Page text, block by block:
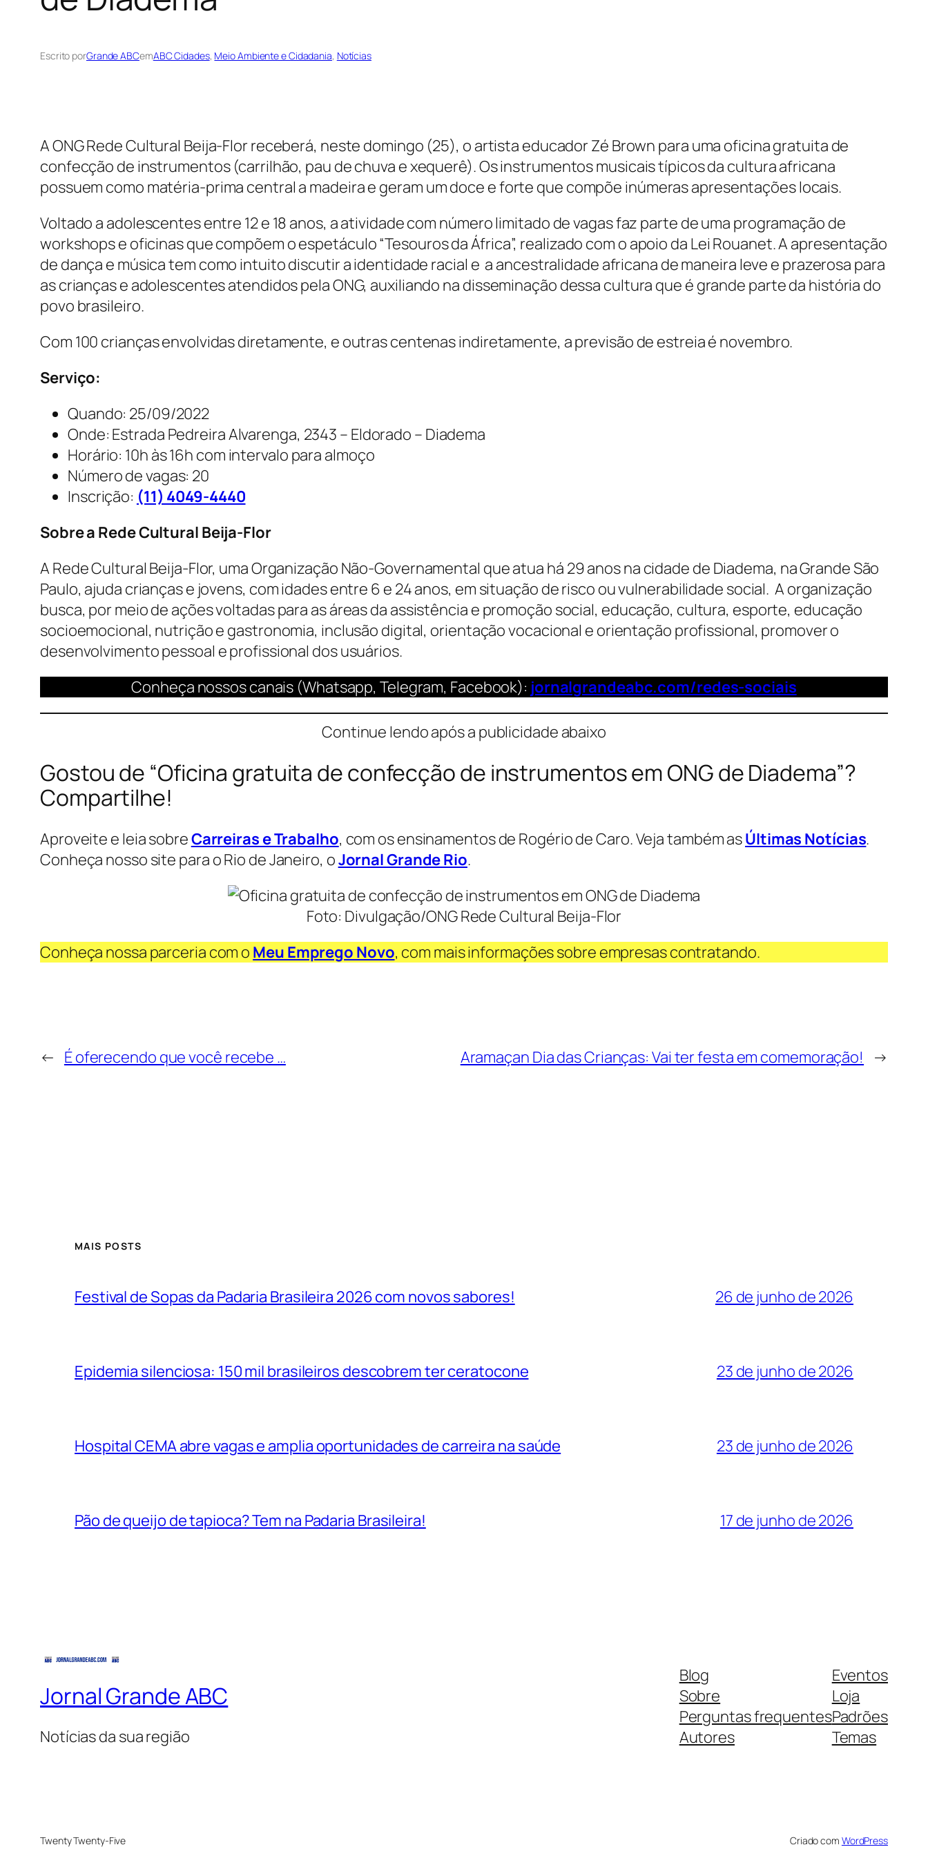
Escrito porGrande ABCemABC Cidades, Meio Ambiente e Cidadania, Notícias
A ONG Rede Cultural Beija-Flor receberá, neste domingo (25), o artista educador Zé Brown para uma oficina gratuita de
confecção de instrumentos (carrilhão, pau de chuva e xequerê). Os instrumentos musicais típicos da cultura africana
possuem como matéria-prima central a madeira e geram um doce e forte que compõe inúmeras apresentações locais.
Voltado a adolescentes entre 12 e 18 anos, a atividade com número limitado de vagas faz parte de uma programação de
workshops e oficinas que compõem o espetáculo “Tesouros da África”, realizado com o apoio da Lei Rouanet. A apresentação
de dança e música tem como intuito discutir a identidade racial e a ancestralidade africana de maneira leve e prazerosa para
as crianças e adolescentes atendidos pela ONG, auxiliando na disseminação dessa cultura que é grande parte da história do
povo brasileiro.
Com 100 crianças envolvidas diretamente, e outras centenas indiretamente, a previsão de estreia é novembro.
Serviço:
Quando: 25/09/2022
Onde: Estrada Pedreira Alvarenga, 2343 – Eldorado – Diadema
Horário: 10h às 16h com intervalo para almoço
Número de vagas: 20
Inscrição: (11) 4049-4440
Sobre a Rede Cultural Beija-Flor
A Rede Cultural Beija-Flor, uma Organização Não-Governamental que atua há 29 anos na cidade de Diadema, na Grande São
Paulo, ajuda crianças e jovens, com idades entre 6 e 24 anos, em situação de risco ou vulnerabilidade social. A organização
busca, por meio de ações voltadas para as áreas da assistência e promoção social, educação, cultura, esporte, educação
socioemocional, nutrição e gastronomia, inclusão digital, orientação vocacional e orientação profissional, promover o
desenvolvimento pessoal e profissional dos usuários.
Conheça nossos canais (Whatsapp, Telegram, Facebook): jornalgrandeabc.com/redes-sociais
Continue lendo após a publicidade abaixo
Gostou de “Oficina gratuita de confecção de instrumentos em ONG de Diadema”?
Compartilhe!
Aproveite e leia sobreCarreiras e Trabalho, com os ensinamentos de Rogério de Caro. Veja também asÚltimas Notícias.
Conheça nosso site para o Rio de Janeiro, oJornal Grande Rio.
Foto: Divulgação/ONG Rede Cultural Beija-Flor
Conheça nossa parceria com o Meu Emprego Novo, com mais informações sobre empresas contratando.
← É oferecendo que você recebe … Aramaçan Dia das Crianças: Vai ter festa em comemoração! →
MAIS POSTS
Festival de Sopas da Padaria Brasileira 2026 com novos sabores! 26 de junho de 2026
Epidemia silenciosa: 150 mil brasileiros descobrem ter ceratocone 23 de junho de 2026
Hospital CEMA abre vagas e amplia oportunidades de carreira na saúde 23 de junho de 2026
Pão de queijo de tapioca? Tem na Padaria Brasileira! 17 de junho de 2026
Jornal Grande ABC
Notícias da sua região
Blog
Sobre
Perguntas frequentes
Autores
Eventos
Loja
Padrões
Temas
Twenty Twenty-Five Criado com WordPress